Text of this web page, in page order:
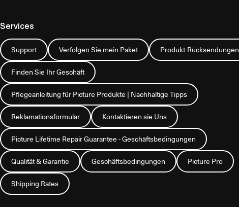
Services
Support Verfolgen Sie mein Paket Produkt-Rücksendungen
Finden Sie Ihr Geschäft
Pflegeanleitung für Picture Produkte | Nachhaltige Tipps
Reklamationsformular Kontaktieren sie Uns
Picture Lifetime Repair Guarantee - Geschäftsbedingungen
Qualität & Garantie Geschäftsbedingungen Picture Pro
Shipping Rates